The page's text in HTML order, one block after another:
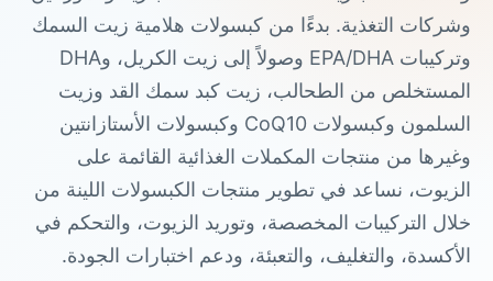
وشركات التغذية. بدءًا من كبسولات هلامية زيت السمك
وتركيبات EPA/DHA وصولاً إلى زيت الكريل، وDHA
المستخلص من الطحالب، زيت كبد سمك القد وزيت
السلمون وكبسولات CoQ10 وكبسولات الأستازانتين
وغيرها من منتجات المكملات الغذائية القائمة على
الزيوت، نساعد في تطوير منتجات الكبسولات اللينة من
خلال التركيبات المخصصة، وتوريد الزيوت، والتحكم في
الأكسدة، والتغليف، والتعبئة، ودعم اختبارات الجودة.